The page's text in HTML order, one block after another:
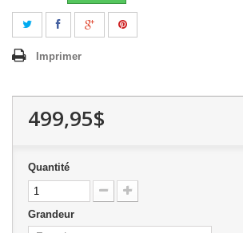
Imprimer
499,95$
Quantité
Grandeur